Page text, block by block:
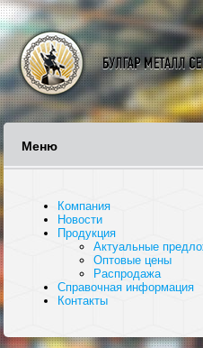
Меню
Компания
Новости
Продукция
Актуальные
Оптовые цены
Распродажа
Справочная информация
Контакты